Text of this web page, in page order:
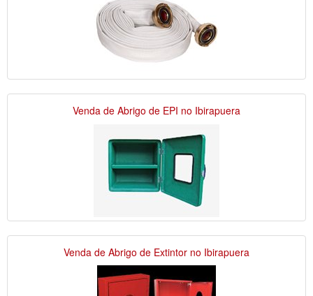
Venda de Abrigo de EPI no Ibirapuera
Venda de Abrigo de Extintor no Ibirapuera